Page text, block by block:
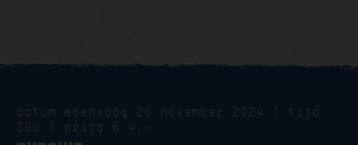
datum woensdag 20 november 2024 | tijd
20u | prijs € 4,-